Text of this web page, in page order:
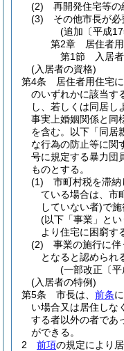
(2)
再開発住宅等の
(3)
その他市長が必
(追加〔平成
第2章
居住者
第1節
入居
(入居者の資格)
第4条
居住者用住宅
のいずれかに該当す
し、若しくは同居し
事実上婚姻関係と同
を含む。以下「同居
な行為の防止等に関
号に規定する暴力団
ものとする。
(1)
市町村税を滞
ている場合は、市
していない者)で
(以下「事業」とい
より住宅に困窮す
(2)
事業の施行に
となると認められ
(一部改正〔
(入居者の特例)
第5条
市長は、 前条
い場合又は居住しな
する者以外の者であ
ができる。
2
前項の規定により